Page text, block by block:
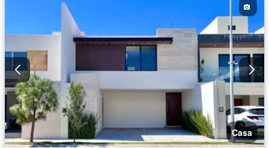
Casa